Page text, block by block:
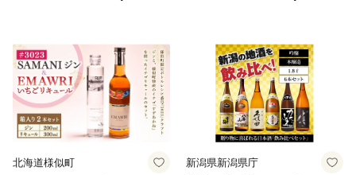
uper dry 11回 缶ビール 缶 ギ
フト 内祝い 茨城県守谷市 送
料無料
北海道様似町 新潟県新潟県庁